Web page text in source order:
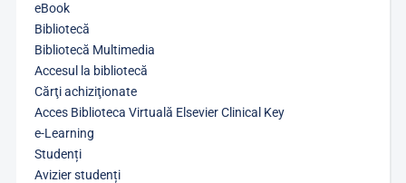
eBook
Bibliotecă
Bibliotecă Multimedia
Accesul la bibliotecă
Cărţi achiziţionate
Acces Biblioteca Virtuală Elsevier Clinical Key
e-Learning
Studenți
Avizier studenți